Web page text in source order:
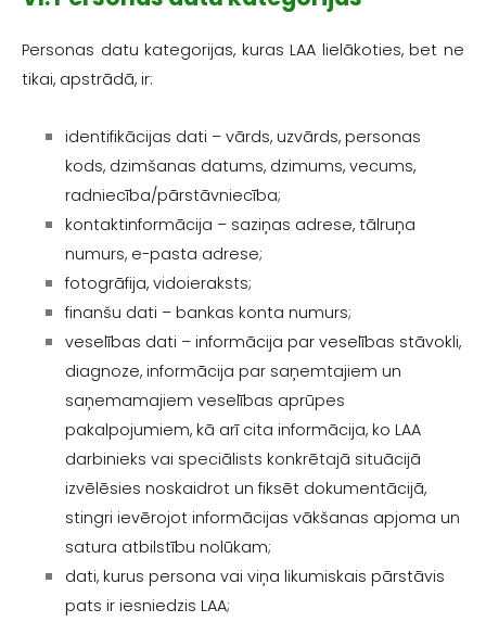
Personas datu kategorijas, kuras LAA lielākoties, bet ne
tikai, apstrādā, ir:
identifikācijas dati – vārds, uzvārds, personas
kods, dzimšanas datums, dzimums, vecums,
radniecība/pārstāvniecība;
kontaktinformācija – saziņas adrese, tālruņa
numurs, e-pasta adrese;
fotogrāfija, vidoieraksts;
finanšu dati – bankas konta numurs;
veselības dati – informācija par veselības stāvokli,
diagnoze, informācija par saņemtajiem un
saņemamajiem veselības aprūpes
pakalpojumiem, kā arī cita informācija, ko LAA
darbinieks vai speciālists konkrētajā situācijā
izvēlēsies noskaidrot un fiksēt dokumentācijā,
stingri ievērojot informācijas vākšanas apjoma un
satura atbilstību nolūkam;
dati, kurus persona vai viņa likumiskais pārstāvis
pats ir iesniedzis LAA;